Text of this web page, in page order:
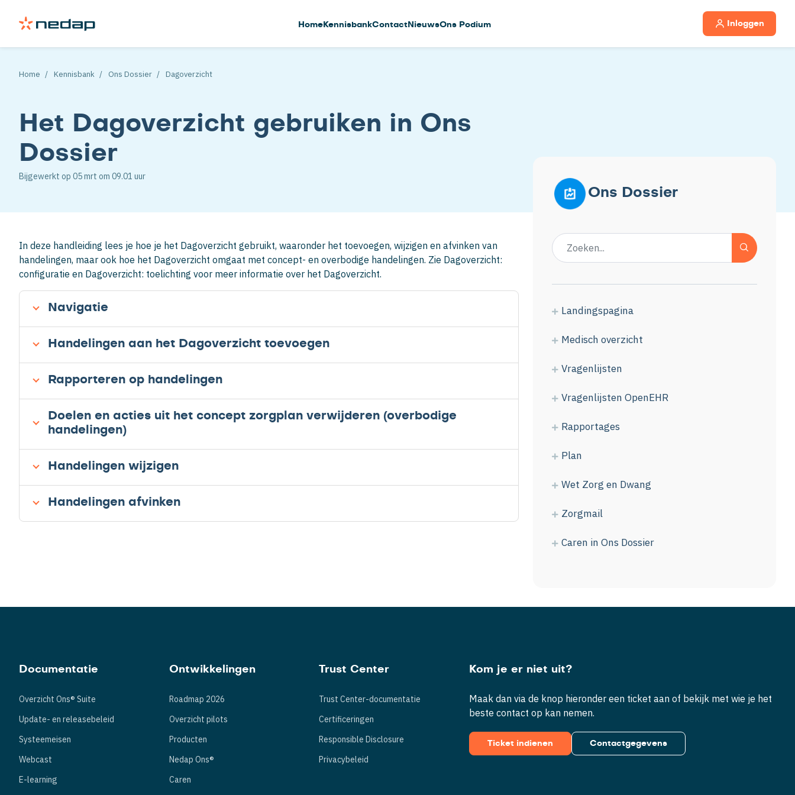
HomeKennisbankContactNieuwsOns Podium Inloggen
Home Kennisbank Ons Dossier Dagoverzicht
Het Dagoverzicht gebruiken in Ons
Dossier
Bijgewerkt op 05 mrt om 09.01 uur
In deze handleiding lees je hoe je het Dagoverzicht gebruikt, waaronder het toevoegen, wijzigen en afvinken van
handelingen, maar ook hoe het Dagoverzicht omgaat met concept- en overbodige handelingen. Zie Dagoverzicht:
configuratie en Dagoverzicht: toelichting voor meer informatie over het Dagoverzicht.
Navigatie
Handelingen aan het Dagoverzicht toevoegen
Rapporteren op handelingen
Doelen en acties uit het concept zorgplan verwijderen (overbodige
handelingen)
Handelingen wijzigen
Handelingen afvinken
Ons Dossier
Landingspagina
Medisch overzicht
Vragenlijsten
Vragenlijsten OpenEHR
Rapportages
Plan
Wet Zorg en Dwang
Zorgmail
Caren in Ons Dossier
Documentatie
Overzicht Ons® Suite
Update- en releasebeleid
Systeemeisen
Webcast
E-learning
Ontwikkelingen
Roadmap 2026
Overzicht pilots
Producten
Nedap Ons®
Caren
Trust Center
Trust Center-documentatie
Certificeringen
Responsible Disclosure
Privacybeleid
Kom je er niet uit?
Maak dan via de knop hieronder een ticket aan of bekijk met wie je het
beste contact op kan nemen.
Ticket indienen Contactgegevens